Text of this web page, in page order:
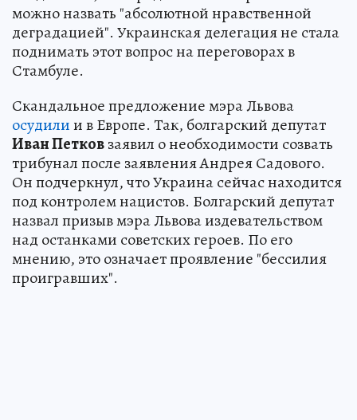
можно назвать "абсолютной нравственной
деградацией". Украинская делегация не стала
поднимать этот вопрос на переговорах в
Стамбуле.
Скандальное предложение мэра Львова
осудилии в Европе. Так, болгарский депутат
Иван Петковзаявил о необходимости созвать
трибунал после заявления Андрея Садового.
Он подчеркнул, что Украина сейчас находится
под контролем нацистов. Болгарский депутат
назвал призыв мэра Львова издевательством
над останками советских героев. По его
мнению, это означает проявление "бессилия
проигравших".